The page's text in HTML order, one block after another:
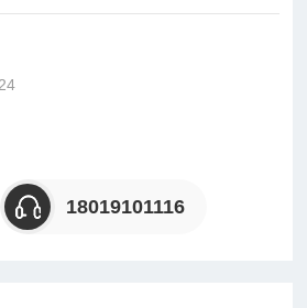
在光源面外加一个聚光罩。
18019101116